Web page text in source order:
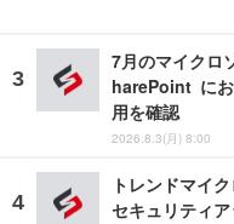
7月のマイクロ
harePoint にお
用を確認
2026.8.3(月) 8:00
トレンドマイ
セキュリティ